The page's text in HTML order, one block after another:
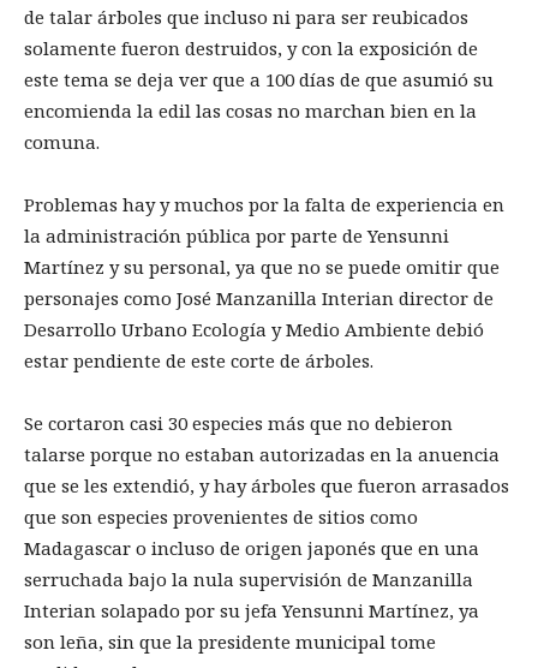
de talar árboles que incluso ni para ser reubicados
solamente fueron destruidos, y con la exposición de
este tema se deja ver que a 100 días de que asumió su
encomienda la edil las cosas no marchan bien en la
comuna.
Problemas hay y muchos por la falta de experiencia en
la administración pública por parte de Yensunni
Martínez y su personal, ya que no se puede omitir que
personajes como José Manzanilla Interian director de
Desarrollo Urbano Ecología y Medio Ambiente debió
estar pendiente de este corte de árboles.
Se cortaron casi 30 especies más que no debieron
talarse porque no estaban autorizadas en la anuencia
que se les extendió, y hay árboles que fueron arrasados
que son especies provenientes de sitios como
Madagascar o incluso de origen japonés que en una
serruchada bajo la nula supervisión de Manzanilla
Interian solapado por su jefa Yensunni Martínez, ya
son leña, sin que la presidente municipal tome